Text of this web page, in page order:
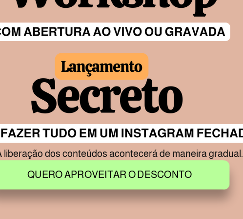
liberação dos conteúdos acontecerá de maneira gradual.
QUERO APROVEITAR O DESCONTO